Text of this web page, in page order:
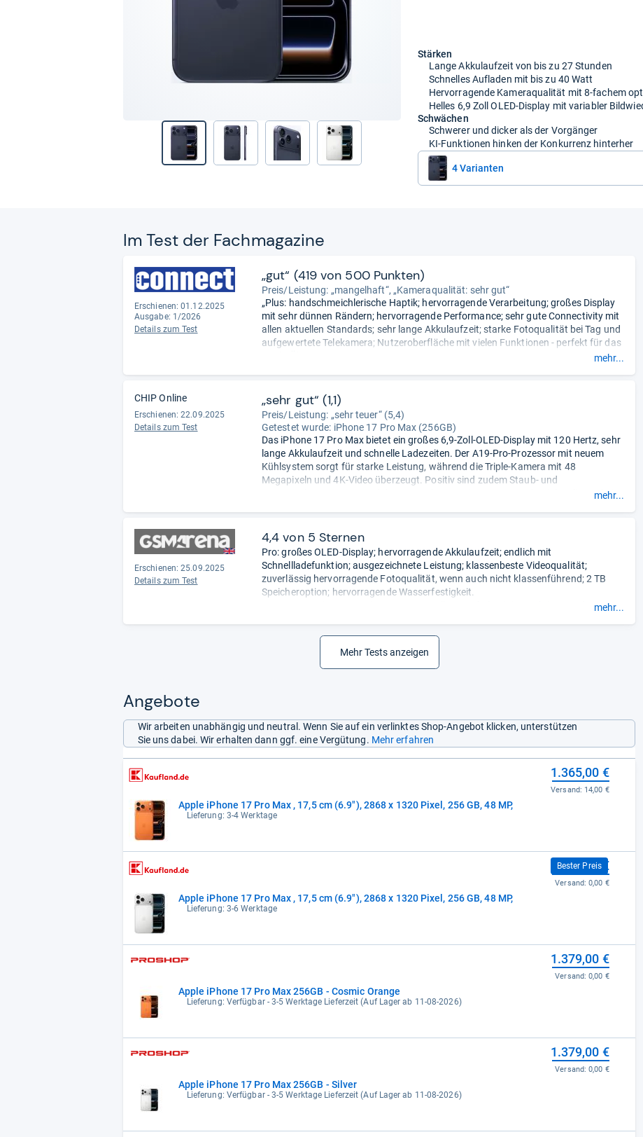
Stärken
Lange Akkulaufzeit von bis zu 27 Stunden
Schnelles Aufladen mit bis zu 40 Watt
Hervorragende Kameraqualität mit 8-fachem
Helles 6,9 Zoll OLED-Display mit variabler
Schwächen
Schwerer und dicker als der Vorgänger
KI-Funktionen hinken der Konkurrenz hinterher
4 Varianten
Im Test der Fach­ma­ga­zine
Erschienen: 01.12.2025
Ausgabe: 1/2026
Details zum Test
„gut“ (419 von 500 Punkten)
Preis/Leistung: „mangelhaft“, „Kameraqualität: sehr gut“
„Plus: handschmeichlerische Haptik; hervorragende Verarbeitung; großes Display
mit sehr dünnen Rändern; hervorragende Performance; sehr gute Connectivity mit
allen aktuellen Standards; sehr lange Akkulaufzeit; starke Fotoqualität bei Tag und
aufgewertete Telekamera; Nutzeroberfläche mit vielen Funktionen - perfekt für das
mehr...
CHIP Online
Erschienen: 22.09.2025
Details zum Test
„sehr gut“ (1,1)
Preis/Leistung: „sehr teuer“ (5,4)
Getestet wurde: iPhone 17 Pro Max (256GB)
Das iPhone 17 Pro Max bietet ein großes 6,9-Zoll-OLED-Display mit 120 Hertz, sehr
lange Akkulaufzeit und schnelle Ladezeiten. Der A19-Pro-Prozessor mit neuem
Kühlsystem sorgt für starke Leistung, während die Triple-Kamera mit 48
Megapixeln und 4K-Video überzeugt. Positiv sind zudem Staub- und
Wasserschutz, Face ID und der anpassbare Action-Button. Schwächen liegen bei
mehr...
Erschienen: 25.09.2025
Details zum Test
4,4 von 5 Sternen
Pro: großes OLED-Display; hervorragende Akkulaufzeit; endlich mit
Schnellladefunktion; ausgezeichnete Leistung; klassenbeste Videoqualität;
zuverlässig hervorragende Fotoqualität, wenn auch nicht klassenführend; 2 TB
Speicheroption; hervorragende Wasserfestigkeit.
unsere Redaktion.
mehr...
Mehr Tests anzeigen
Angebote
Wir arbeiten unabhängig und neutral. Wenn Sie auf ein verlinktes Shop-Angebot klicken, unterstützen
Sie uns dabei. Wir erhalten dann ggf. eine Vergütung. Mehr erfahren
Apple iPhone 17 Pro Max , 17,5 cm (6.9"), 2868 x 1320 Pixel, 256 GB, 48 MP,
Lieferung: 3-4 Werktage
1.365,00 €
Versand: 14,00 €
Apple iPhone 17 Pro Max , 17,5 cm (6.9"), 2868 x 1320 Pixel, 256 GB, 48 MP,
Lieferung: 3-6 Werktage
Bester Preis
1.365,42 €
Versand:0,00 €
Apple iPhone 17 Pro Max 256GB - Cosmic Orange
Lieferung: Verfügbar - 3-5 Werktage Lieferzeit (Auf Lager ab 11-08-2026)
1.379,00 €
Versand:0,00 €
Apple iPhone 17 Pro Max 256GB - Silver
Lieferung: Verfügbar - 3-5 Werktage Lieferzeit (Auf Lager ab 11-08-2026)
1.379,00 €
Versand:0,00 €